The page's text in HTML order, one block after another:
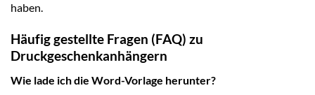
haben.
Häufig gestellte Fragen (FAQ) zu
Druckgeschenkanhängern
Wie lade ich die Word-Vorlage herunter?